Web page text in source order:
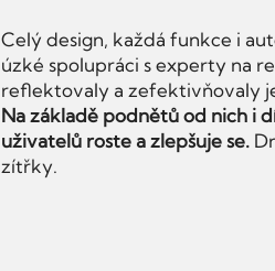
Celý design, každá funkce i
úzké spolupráci s experty na
reflektovaly a zefektivňovaly
Na základě podnětů od nich i
uživatelů roste a zlepšuje se.
zítřky.